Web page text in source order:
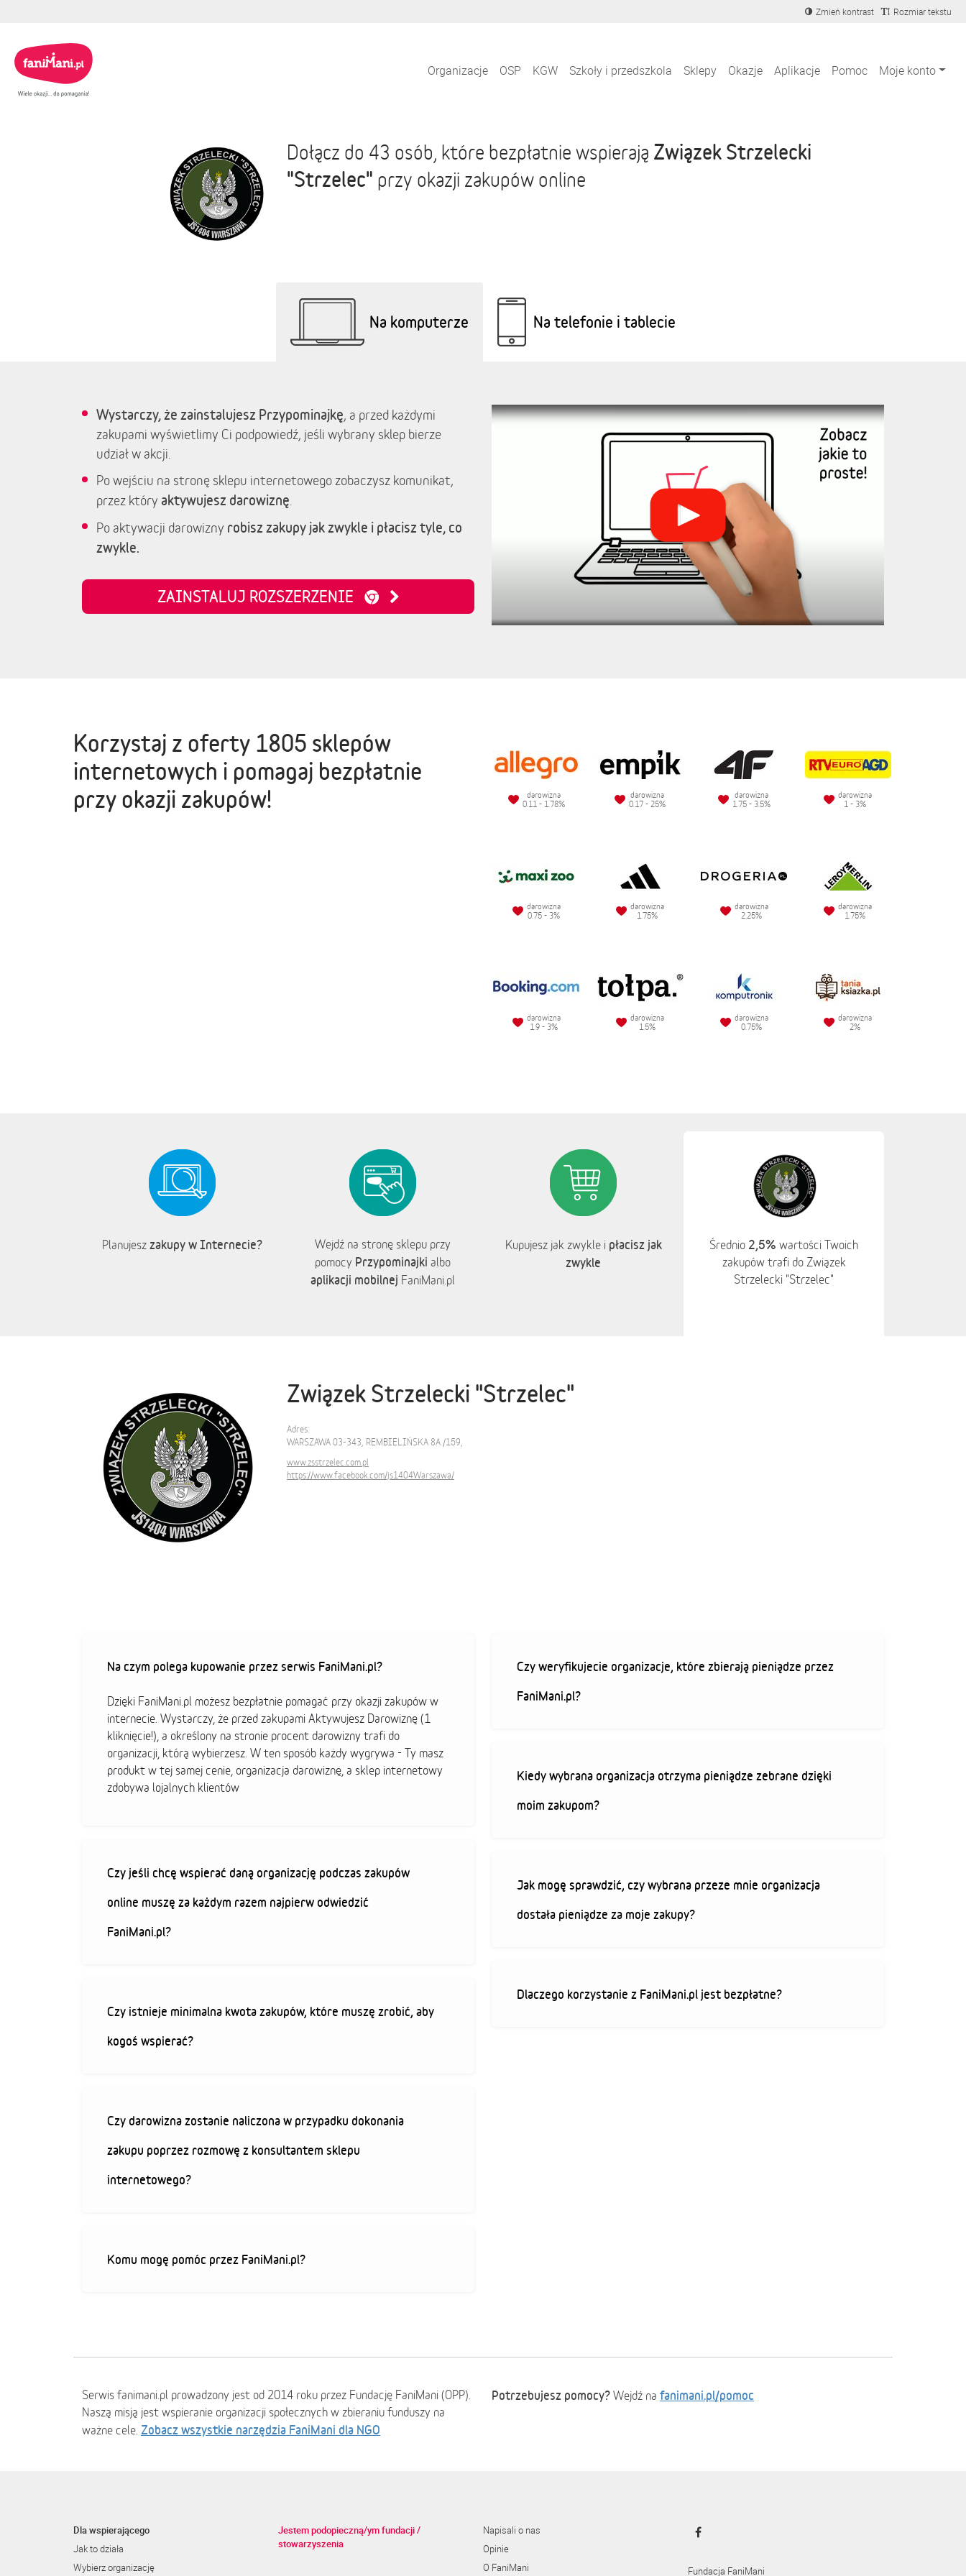
Zmień kontrast Rozmiar tekstu
Organizacje OSP KGW Szkoły i przedszkola Sklepy Okazje Aplikacje Pomoc Moje konto
Dołącz do 43 osób, które bezpłatnie wspierają Związek Strzelecki
"Strzelec" przy okazji zakupów online
Na komputerze Na telefonie i tablecie
Wystarczy, że zainstalujesz Przypominajkę, a przed każdymi
zakupami wyświetlimy Ci podpowiedź, jeśli wybrany sklep bierze
udział w akcji.
Po wejściu na stronę sklepu internetowego zobaczysz komunikat,
przez który aktywujesz darowiznę
Po aktywacji darowizny robisz zakupy jak zwykle i płacisz tyle, co
zwykle.
ZAINSTALUJ ROZSZERZENIE
Korzystaj z oferty 1805 sklepów
internetowych i pomagaj bezpłatnie
przy okazji zakupów!
darowizna
0.11 - 1.78%
darowizna
0.17 - 25%
darowizna
1.75 - 3.5%
darowizna
1 - 3%
darowizna
0.75 - 3%
darowizna
1.75%
darowizna
2.25%
darowizna
1.75%
darowizna
1.9 - 3%
darowizna
1.5%
darowizna
0.75%
darowizna
2%
Planujesz zakupy w Internecie?
Wejdź na stronę sklepu przy
pomocy Przypominajki albo
aplikacji mobilnej FaniMani.pl
Kupujesz jak zwykle i płacisz jak
zwykle
Średnio 2,5% wartości Twoich
zakupów trafi do Związek
Strzelecki "Strzelec"
Związek Strzelecki "Strzelec"
Adres:
WARSZAWA 03-343, REMBIELIŃSKA 8A /159,
www.zsstrzelec.com.pl
https://www.facebook.com/js1404Warszawa/
Na czym polega kupowanie przez serwis FaniMani.pl?
Dzięki FaniMani.pl możesz bezpłatnie pomagać przy okazji zakupów w
internecie. Wystarczy, że przed zakupami Aktywujesz Darowiznę (1
kliknięcie!), a określony na stronie procent darowizny trafi do
organizacji, którą wybierzesz. W ten sposób każdy wygrywa - Ty masz
produkt w tej samej cenie, organizacja darowiznę, a sklep internetowy
zdobywa lojalnych klientów
Czy jeśli chcę wspierać daną organizację podczas zakupów
online muszę za każdym razem najpierw odwiedzić
FaniMani.pl?
Czy istnieje minimalna kwota zakupów, które muszę zrobić, aby
kogoś wspierać?
Czy darowizna zostanie naliczona w przypadku dokonania
zakupu poprzez rozmowę z konsultantem sklepu
internetowego?
Komu mogę pomóc przez FaniMani.pl?
Czy weryfikujecie organizacje, które zbierają pieniądze przez
FaniMani.pl?
Kiedy wybrana organizacja otrzyma pieniądze zebrane dzięki
moim zakupom?
Jak mogę sprawdzić, czy wybrana przeze mnie organizacja
dostała pieniądze za moje zakupy?
Dlaczego korzystanie z FaniMani.pl jest bezpłatne?
Serwis fanimani.pl prowadzony jest od 2014 roku przez Fundację FaniMani (OPP).
Naszą misją jest wspieranie organizacji społecznych w zbieraniu funduszy na
ważne cele. Zobacz wszystkie narzędzia FaniMani dla NGO
Potrzebujesz pomocy? Wejdź na fanimani.pl/pomoc
Dla wspierającego
Jak to działa
Wybierz organizację
Jestem podopieczną/ym fundacji /
stowarzyszenia
Napisali o nas
Opinie
O FaniMani
Fundacja FaniMani